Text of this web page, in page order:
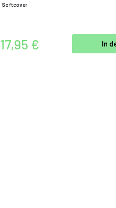
Softcover
17,95 € In